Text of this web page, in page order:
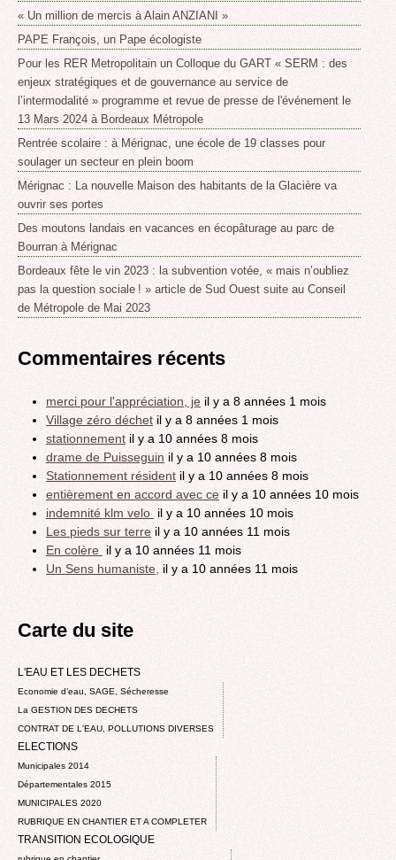
« Un million de mercis à Alain ANZIANI »
PAPE François, un Pape écologiste
Pour les RER Metropolitain un Colloque du GART « SERM : des
enjeux stratégiques et de gouvernance au service de
l’intermodalité » programme et revue de presse de l'événement le
13 Mars 2024 à Bordeaux Métropole
Rentrée scolaire : à Mérignac, une école de 19 classes pour
soulager un secteur en plein boom
Mérignac : La nouvelle Maison des habitants de la Glacière va
ouvrir ses portes
Des moutons landais en vacances en écopâturage au parc de
Bourran à Mérignac
Bordeaux fête le vin 2023 : la subvention votée, « mais n’oubliez
pas la question sociale ! » article de Sud Ouest suite au Conseil
de Métropole de Mai 2023
Commentaires récents
merci pour l'appréciation, je il y a 8 années 1 mois
Village zéro déchet il y a 8 années 1 mois
stationnement il y a 10 années 8 mois
drame de Puisseguin il y a 10 années 8 mois
Stationnement résident il y a 10 années 8 mois
entièrement en accord avec ce il y a 10 années 10 mois
indemnité klm velo il y a 10 années 10 mois
Les pieds sur terre il y a 10 années 11 mois
En colère il y a 10 années 11 mois
Un Sens humaniste, il y a 10 années 11 mois
Carte du site
L'EAU ET LES DECHETS
Economie d’eau, SAGE, Sécheresse
La GESTION DES DECHETS
CONTRAT DE L'EAU, POLLUTIONS DIVERSES
ELECTIONS
Municipales 2014
Départementales 2015
MUNICIPALES 2020
RUBRIQUE EN CHANTIER ET A COMPLETER
TRANSITION ECOLOGIQUE